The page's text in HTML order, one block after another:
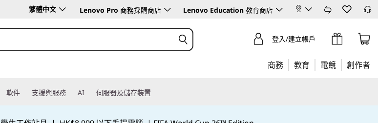
繁體中文 Lenovo Pro 商務採購商店 Lenovo Education 教育商店
登入/建立帳戶
商務 教育 電競 創作者
軟件 支援與服務 AI 伺服器及儲存裝置